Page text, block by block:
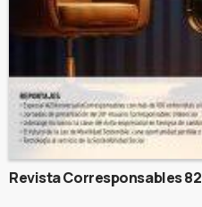
Revista Corresponsables 82